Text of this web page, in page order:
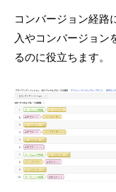
コンバージョン経路
入やコンバージョン
るのに役立ちます。